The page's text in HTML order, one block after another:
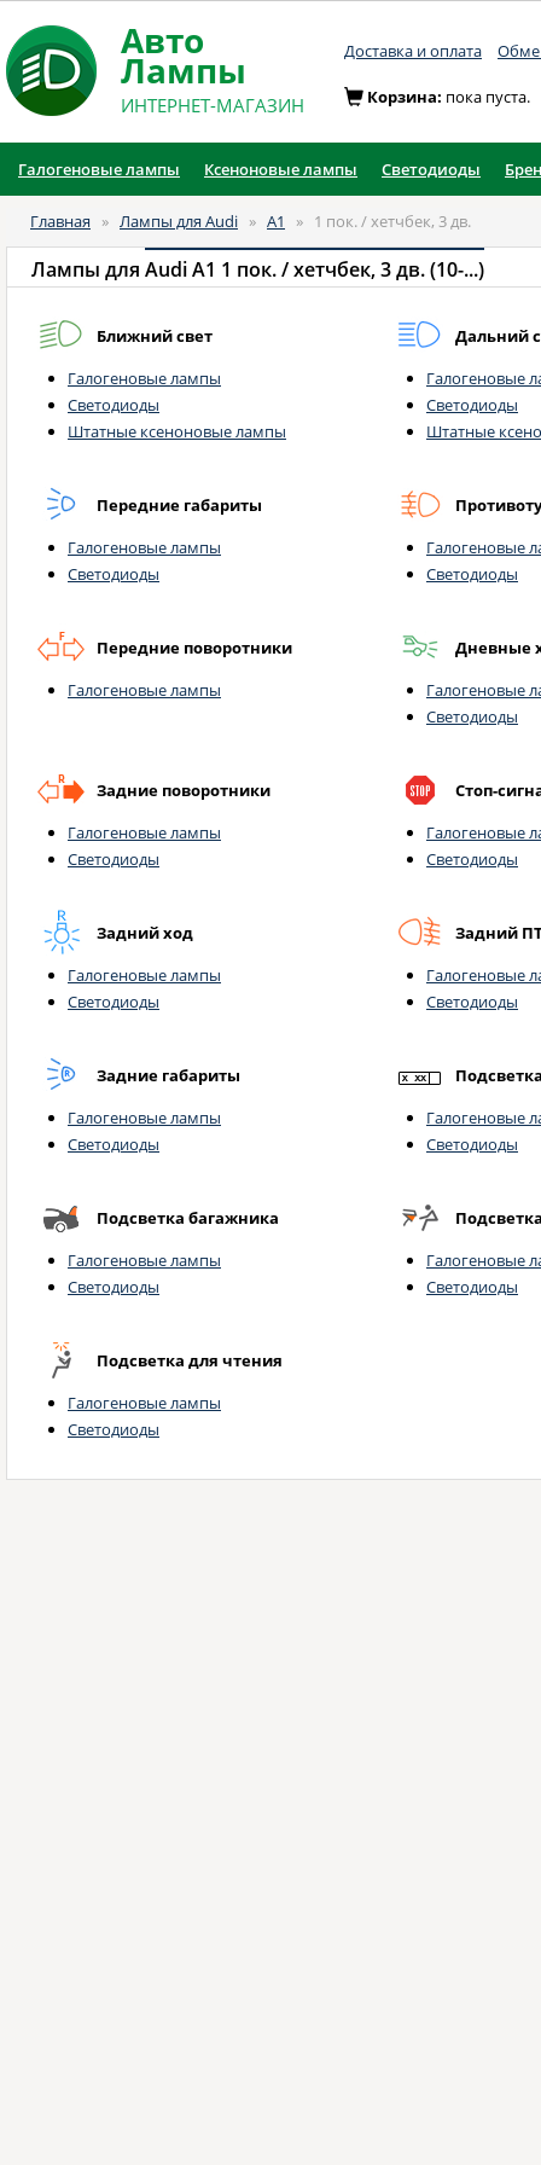
Авто
Лампы
ИНТЕРНЕТ-МАГАЗИН
Доставка и оплата
Корзина: пока пуста.
Галогеновые лампы Ксеноновые лампы Светодиоды
Главная » Лампы для Audi » A1 » 1 пок. / хетчбек, 3 дв.
Лампы для Audi A1 1 пок. / хетчбек, 3 дв. (10-...)
Ближний свет
Галогеновые лампы
Светодиоды
Штатные ксеноновые лампы
Дальний
Галогеновые
Светодиоды
Штатные
Передние габариты
Галогеновые лампы
Светодиоды
Галогеновые
Светодиоды
Передние поворотники
Галогеновые лампы
Дневные
Галогеновые
Светодиоды
Задние поворотники
Галогеновые лампы
Светодиоды
Стоп-
Галогеновые
Светодиоды
Задний ход
Галогеновые лампы
Светодиоды
Задний
Галогеновые
Светодиоды
Задние габариты
Галогеновые лампы
Светодиоды
Галогеновые
Светодиоды
Подсветка багажника
Галогеновые лампы
Светодиоды
Галогеновые
Светодиоды
Подсветка для чтения
Галогеновые лампы
Светодиоды